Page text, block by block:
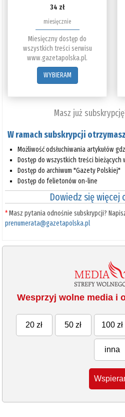
34 zł
miesięcznie
Miesięczny dostęp do
wszystkich treści serwisu
www.gazetapolska.pl.
WYBIERAM
Masz już
W ramach subskrypcji
Możliwość odsłuchiwania artykułów
Dostęp do wszystkich treści bieżących
Dostęp do archiwum "Gazety Polskiej"
Dostęp do felietonów on-line
Dowiedz się więcej
*Masz pytania odnośnie subskrypcji?
prenumerata@gazetapolska.pl
Wesprzyj wolne media i
20 zł 50 zł 100 zł
inna